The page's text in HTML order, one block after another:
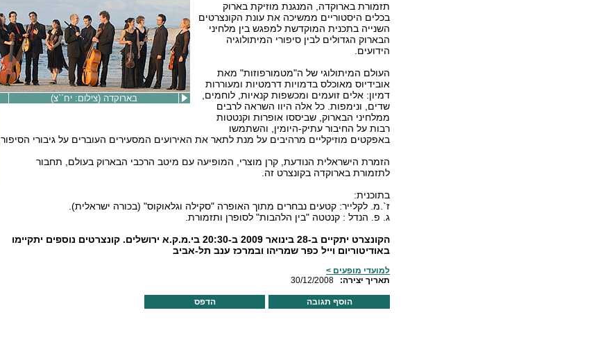
בארוקדה (צילום: יח``צ)
תזמורת בארוקדה, המנגנת מוזיקת בארוק
בכלים היסטוריים ממשיכה את עונת הקונצרטים
השנייה בתכנית המוקדשת למפגש בין מלחיני
הבארוק הגדולים לבין סיפורי המיתולוגיה
הידועים.
העולם המיתולוגי של ה"מטמורפוזות" מאת
אובידיוס מאוכלס בדמויות דרמטיות ומעוררות
דמיון: אלים זועמים ומכשפות קנאיות, לוחמים,
שדים, ונימפות. כל אלה היוו השראה לרבים
ממלחיני הבארוק, שביססו אופרות וקנטטות
רבות על החיבור עתיק-היומין, והשתמשו
באפקטים מוזיקליים מרהיבים על מנת לתאר את האירועים המסעירים העוברים על גיבורי הסיפור.
הזמרת הישראלית הנודעת, קרן מוצרי, המופיעה עם מיטב הרכבי הבארוק בעולם, תחבור
לתזמורת בארוקדה בקונצרט זה.
בתוכנית:
ז`.מ. לקלייר: קטעים נבחרים מתוך האופרה "סקילה וגלאוקוס" (בכורה ישראלית).
ג. פ. הנדל : קנטטה "בין הלהבות" לסופרן ותזמורת.
הקונצרט יתקיים ב-28 בינואר 2009 ב-20:30 בי.מ.ק.א ירושלים. קונצרטים נוספים יתקיימו
באודיטוריום וייל כפר שמריהו ובמרכז ענב תל-אביב
למועדי מופעים >
30/12/2008
:תאריך יצירה
הדפס הוסף תגובה